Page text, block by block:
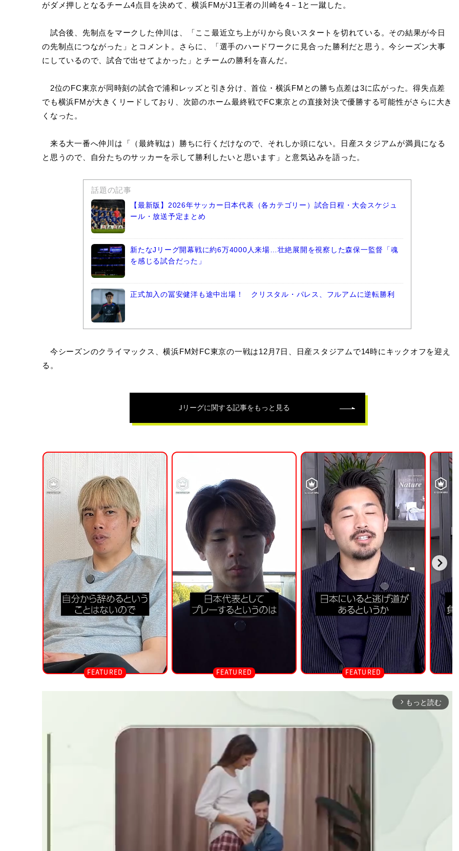
がダメ押しとなるチーム4点目を決めて、横浜FMがJ1王者の川崎を4－1と一蹴した。
試合後、先制点をマークした仲川は、「ここ最近立ち上がりから良いスタートを切れている。その結果が今日
の先制点につながった」とコメント。さらに、「選手のハードワークに見合った勝利だと思う。今シーズン大事
にしているので、試合で出せてよかった」とチームの勝利を喜んだ。
2位のFC東京が同時刻の試合で浦和レッズと引き分け、首位・横浜FMとの勝ち点差は3に広がった。得失点差
でも横浜FMが大きくリードしており、次節のホーム最終戦でFC東京との直接対決で優勝する可能性がさらに大き
くなった。
来る大一番へ仲川は「（最終戦は）勝ちに行くだけなので、それしか頭にない。日産スタジアムが満員になる
と思うので、自分たちのサッカーを示して勝利したいと思います」と意気込みを語った。
話題の記事
【最新版】2026年サッカー日本代表（各カテゴリー）試合日程・大会スケジュ
ール・放送予定まとめ
新たなJリーグ開幕戦に約6万4000人来場…壮絶展開を視察した森保一監督「魂
を感じる試合だった」
正式加入の冨安健洋も途中出場！ クリスタル・パレス、フルアムに逆転勝利
今シーズンのクライマックス、横浜FM対FC東京の一戦は12月7日、日産スタジアムで14時にキックオフを迎え
る。
Jリーグに関する記事をもっと見る
arrow_forward_ios もっと読む